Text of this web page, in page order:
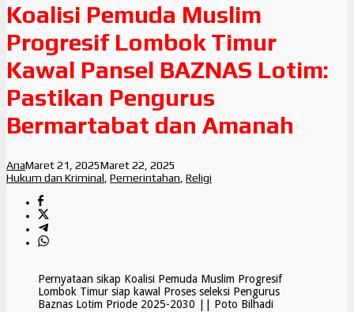
Koalisi Pemuda Muslim
Progresif Lombok Timur
Kawal Pansel BAZNAS Lotim:
Pastikan Pengurus
Bermartabat dan Amanah
AnaMaret 21, 2025Maret 22, 2025
Hukum dan Kriminal Pemerintahan Religi
Pernyataan sikap Koalisi Pemuda Muslim Progresif
Lombok Timur siap kawal Proses seleksi Pengurus
Baznas Lotim Priode 2025-2030 || Poto Bilhadi